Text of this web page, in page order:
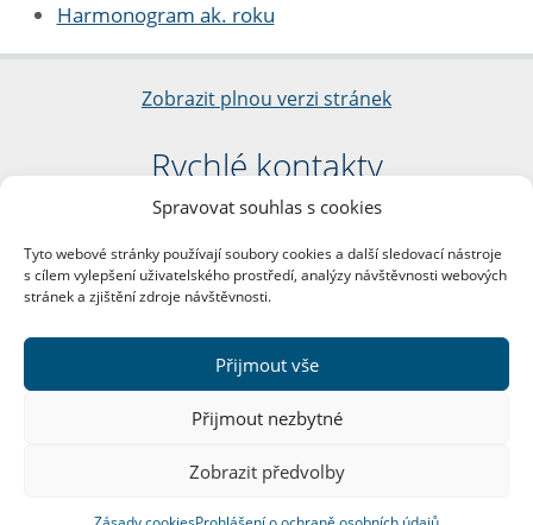
Spravovat souhlas s cookies
Tyto webové stránky používají soubory cookies a další sledovací nástroje
s cílem vylepšení uživatelského prostředí, analýzy návštěvnosti webových
stránek a zjištění zdroje návštěvnosti.
Přijmout vše
Přijmout nezbytné
Zobrazit předvolby
Harmonogram ak. roku
Zobrazit plnou verzi stránek
Rychlé kontakty
Filozofická fakulta
nám. Jana Palacha 1/2
116 38 Praha 1
DIČ: CZ00216208
Další kontakty